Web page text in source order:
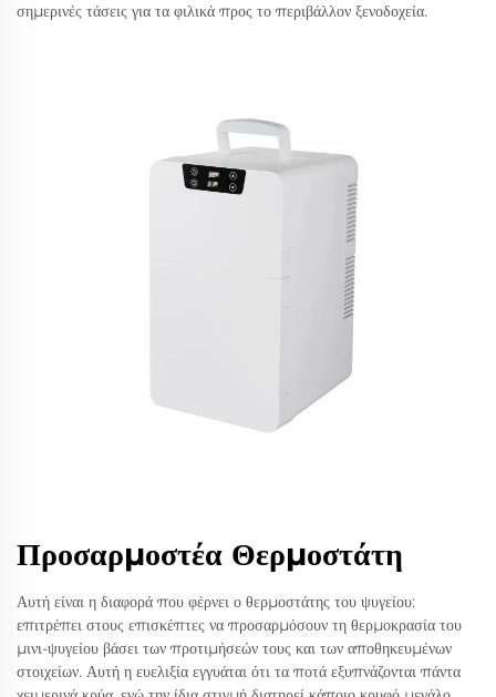
σημερινές τάσεις για τα φιλικά προς το περιβάλλον ξενοδοχεία.
Προσαρμοστέα Θερμοστάτη
Αυτή είναι η διαφορά που φέρνει ο θερμοστάτης του ψυγείου:
επιτρέπει στους επισκέπτες να προσαρμόσουν τη θερμοκρασία του
μινι-ψυγείου βάσει των προτιμήσεών τους και των αποθηκευμένων
στοιχείων. Αυτή η ευελιξία εγγυάται ότι τα ποτά εξυπνάζονται πάντα